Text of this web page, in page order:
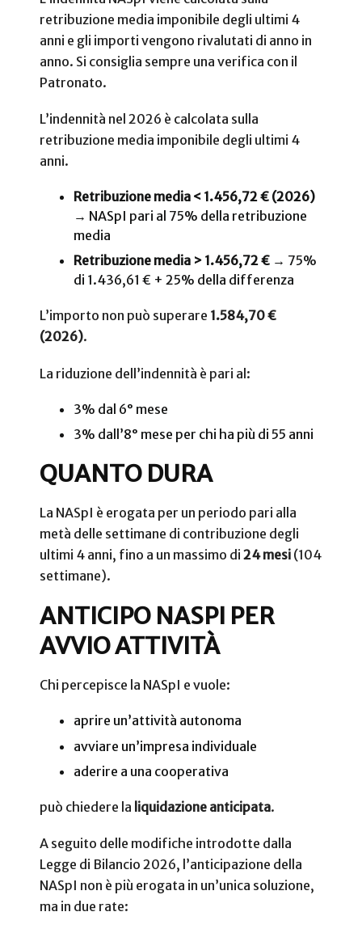
retribuzione media imponibile degli ultimi 4
anni e gli importi vengono rivalutati di anno in
anno. Si consiglia sempre una verifica con il
Patronato.
L’indennità nel 2026 è calcolata sulla
retribuzione media imponibile degli ultimi 4
anni.
Retribuzione media < 1.456,72 € (2026)
→ NASpI pari al 75% della retribuzione
media
Retribuzione media > 1.456,72€→ 75%
di 1.436,61 € + 25% della differenza
L’importo non può superare 1.584,70 €
(2026).
La riduzione dell’indennità è pari al:
3% dal 6° mese
3% dall’8° mese per chi ha più di 55 anni
QUANTO DURA
La NASpI è erogata per un periodo pari alla
metà delle settimane di contribuzione degli
ultimi 4 anni, fino a un massimo di 24 mesi (104
settimane).
ANTICIPO NASPI PER
AVVIO ATTIVITÀ
Chi percepisce la NASpI e vuole:
aprire un’attività autonoma
avviare un’impresa individuale
aderire a una cooperativa
può chiedere la liquidazione anticipata.
A seguito delle modifiche introdotte dalla
Legge di Bilancio 2026, l’anticipazione della
NASpI non è più erogata in un’unica soluzione,
ma in due rate: